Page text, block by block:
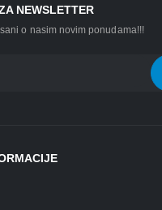
NEWSLETTER
o nasim novim ponudama!!!